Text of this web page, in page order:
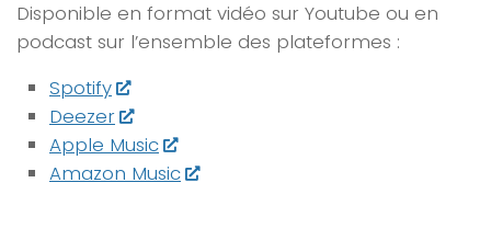
Disponible en format vidéo sur Youtube ou en
podcast sur l’ensemble des plateformes :
Spotify
Deezer
Apple Music
Amazon Music